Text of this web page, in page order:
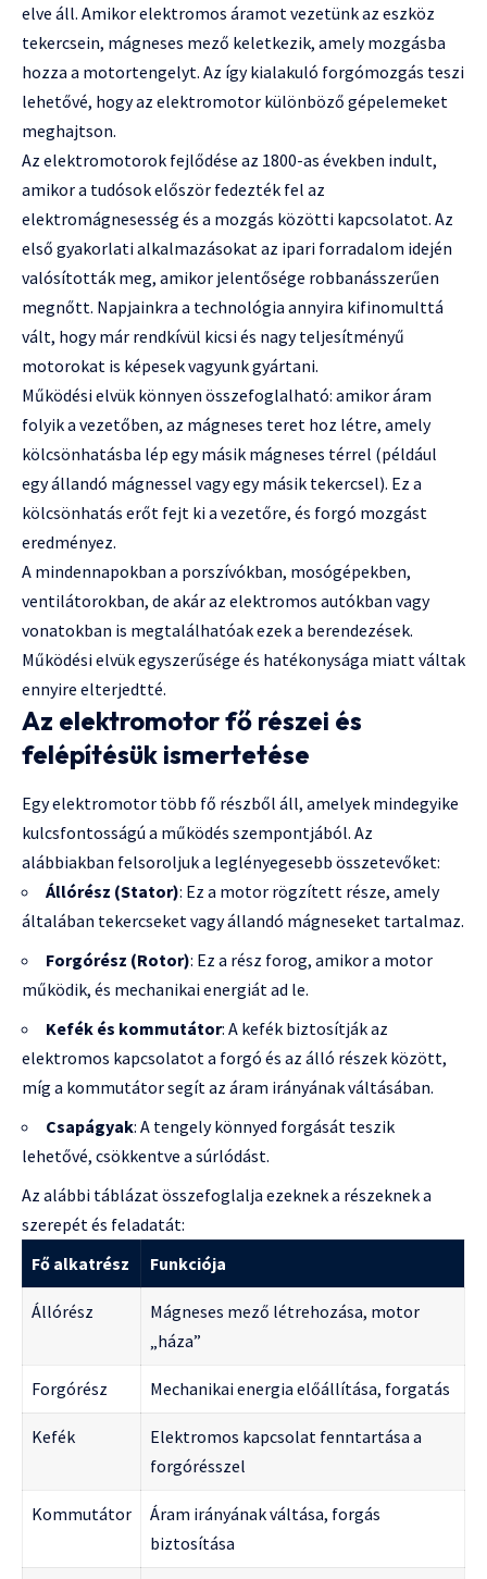
elve áll. Amikor elektromos áramot vezetünk az eszköz
tekercsein, mágneses mező keletkezik, amely mozgásba
hozza a motortengelyt. Az így kialakuló forgómozgás teszi
lehetővé, hogy az elektromotor különböző gépelemeket
meghajtson.
Az elektromotorok fejlődése az 1800-as években indult,
amikor a tudósok először fedezték fel az
elektromágnesesség és a mozgás közötti kapcsolatot. Az
első gyakorlati alkalmazásokat az ipari forradalom idején
valósították meg, amikor jelentősége robbanásszerűen
megnőtt. Napjainkra a technológia annyira kifinomulttá
vált, hogy már rendkívül kicsi és nagy teljesítményű
motorokat is képesek vagyunk gyártani.
Működési elvük könnyen összefoglalható: amikor áram
folyik a vezetőben, az mágneses teret hoz létre, amely
kölcsönhatásba lép egy másik mágneses térrel (például
egy állandó mágnessel vagy egy másik tekercsel). Ez a
kölcsönhatás erőt fejt ki a vezetőre, és forgó mozgást
eredményez.
A mindennapokban a porszívókban, mosógépekben,
ventilátorokban, de akár az elektromos autókban vagy
vonatokban is megtalálhatóak ezek a berendezések.
Működési elvük egyszerűsége és hatékonysága miatt váltak
ennyire elterjedtté.
Az elektromotor fő részei és
felépítésük ismertetése
Egy elektromotor több fő részből áll, amelyek mindegyike
kulcsfontosságú a működés szempontjából. Az
alábbiakban felsoroljuk a leglényegesebb összetevőket:
Állórész (Stator): Ez a motor rögzített része, amely
általában tekercseket vagy állandó mágneseket tartalmaz.
Forgórész (Rotor): Ez a rész forog, amikor a motor
működik, és mechanikai energiát ad le.
Kefék és kommutátor: A kefék biztosítják az
elektromos kapcsolatot a forgó és az álló részek között,
míg a kommutátor segít az áram irányának váltásában.
Csapágyak: A tengely könnyed forgását teszik
lehetővé, csökkentve a súrlódást.
Az alábbi táblázat összefoglalja ezeknek a részeknek a
szerepét és feladatát:
Fő alkatrész
Funkciója
Állórész
Mágneses mező létrehozása, motor
„háza”
Forgórész Mechanikai energia előállítása, forgatás
Kefék
Elektromos kapcsolat fenntartása a
forgórésszel
Kommutátor
Áram irányának váltása, forgás
biztosítása